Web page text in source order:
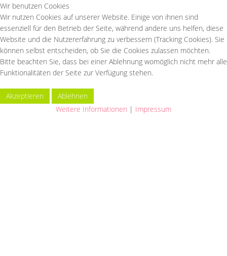
Cottbus
Burg
Wir benutzen Cookies
Wir nutzen Cookies auf unserer Website. Einige von ihnen sind
essenziell für den Betrieb der Seite, während andere uns helfen, diese
Website und die Nutzererfahrung zu verbessern (Tracking Cookies). Sie
können selbst entscheiden, ob Sie die Cookies zulassen möchten.
Bitte beachten Sie, dass bei einer Ablehnung womöglich nicht mehr alle
Funktionalitäten der Seite zur Verfügung stehen.
Akzeptieren
Ablehnen
Weitere Informationen | Impressum